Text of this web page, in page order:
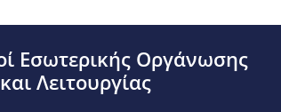
Εσωτερικής Οργάνωσης
και Λειτουργίας